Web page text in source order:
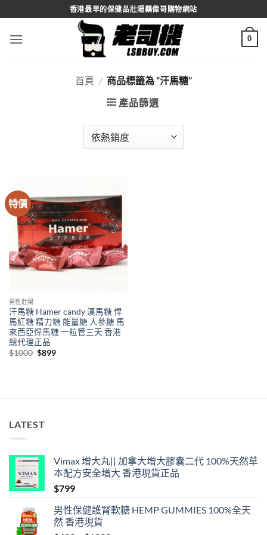
to
content
香港最早的保健品壯陽藥偉哥購物網站
0
首頁 / 商品標籤為 “汗馬糖”
產品篩選
特價
男性壯陽
汗馬糖 Hamer candy 漢馬糖 悍
馬紅糖 精力糖 能量糖 人參糖 馬
來西亞悍馬糖 一粒管三天 香港
總代理正品
$1000 Original
$899Current
LATEST
Vimax 增大丸|| 加拿大增大膠囊二代 100%天然草
本配方安全增大 香港現貨正品
$799
男性保健護腎軟糖 HEMP GUMMIES 100%全天
然 香港現貨